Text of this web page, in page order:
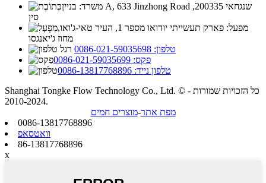
משרד: בניין A, 633 Jinzhong Road שנגחאי 200335,
סין
מפעל: פארק תעשייתי יודואו מספר 1, העיר טאי-ג'ואו,
מחוז ג'יאנגסו
טלפון: 0086-021-59035698
פקס: 0086-021-59035699
טלפון נייד: 0086-13817768896
Shanghai Tongke Flow Technology Co., Ltd. © כל הזכויות שמורות -
2010-2024.
מוצרים חמים-מפת אתר
0086-13817768896
וואטסאפ
86-13817768896
x